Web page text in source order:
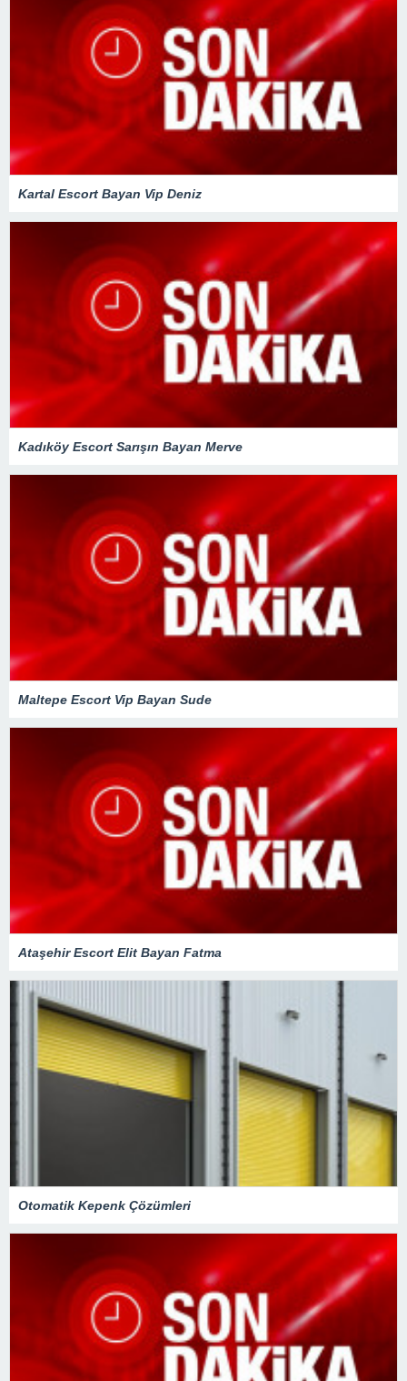
Kartal Escort Bayan Vip Deniz
Kadıköy Escort Sarışın Bayan Merve
Maltepe Escort Vip Bayan Sude
Ataşehir Escort Elit Bayan Fatma
Otomatik Kepenk Çözümleri